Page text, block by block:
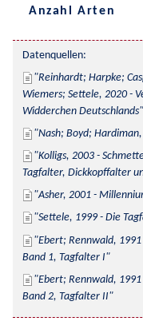
Anzahl Arten
Datenquellen:
Reinhardt; Harpke;
Wiemers; Settele, 2020 -
Widderchen Deutschlands
Nash; Boyd;
Kolligs, 2003 -
Tagfalter, Dickkopffalter
Asher, 2001 -
Settele, 1999 - Die
Ebert; Rennwald,
Band 1, Tagfalter I
Ebert; Rennwald,
Band 2, Tagfalter II